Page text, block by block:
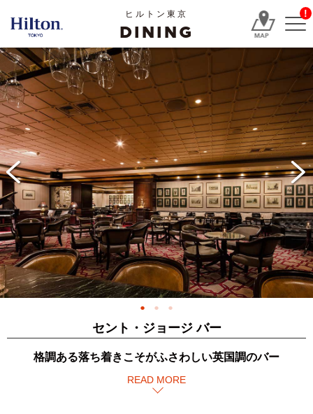
ヒルトン東京
DINING
!
セント・ジョージ バー
格調ある落ち着きこそがふさわしい英国調のバー
READ MORE